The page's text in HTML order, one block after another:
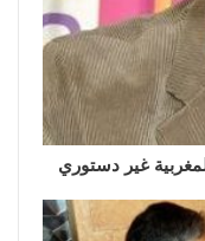
غير دستوري